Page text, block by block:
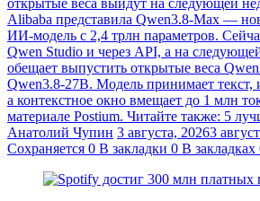
открытые веса выйдут на следующей
Alibaba представила Qwen3.8‑Max —
ИИ-модель с 2,4 трлн параметров.
Qwen Studio и через API, а на
обещает выпустить открытые веса
Qwen3.8‑27B. Модель принимает текст,
а контекстное окно вмещает до 1 млн
материале Postium. Читайте также: 5
Анатолий Чупин 3 августа, 20263
Сохраняется 0 В закладки 0 В закладках